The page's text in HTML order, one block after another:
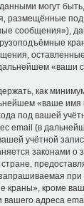
могут
размещённые под
сообщения»),
«ваши
как
«ваше имя
под вашей
email (в
учётной
законами о
при
краны», кроме
адреса